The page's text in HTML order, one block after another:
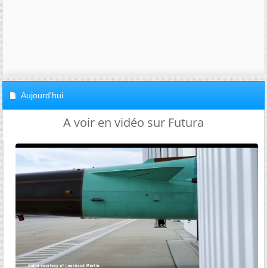
Aujourd'hui
A voir en vidéo sur Futura